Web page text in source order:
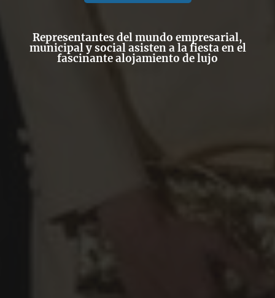
Representantes del mundo empresarial,
municipal y social asisten a la fiesta en el
fascinante alojamiento de lujo